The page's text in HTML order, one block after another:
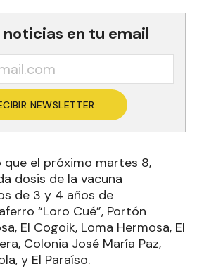
noticias en tu email
NEWSLETTER
que el próximo martes 8,
dosis de la vacuna
de 3 y 4 años de
“Loro Cué”, Portón
El Cogoik, Loma Hermosa, El
Colonia José María Paz,
y El Paraíso.